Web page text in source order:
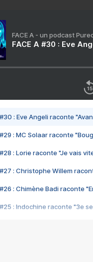
FACE A - un podcast
FACE A #30 : Eve
#30 : Eve Angeli raconte
#29 : MC Solaar raconte
#28 : Lorie raconte "Je vais
#27 : Christophe Willem
#26 : Chimène Badi raconte
#25 : Indochine raconte "3e